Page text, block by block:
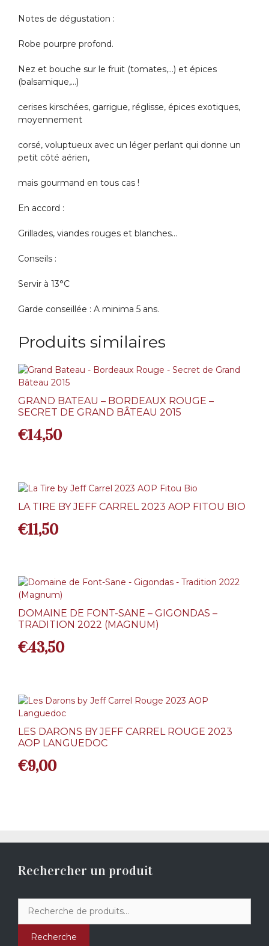
Notes de dégustation :
Robe pourpre profond.
Nez et bouche sur le fruit (tomates,…) et épices
(balsamique,…)
cerises kirschées, garrigue, réglisse, épices exotiques,
moyennement
corsé, voluptueux avec un léger perlant qui donne un
petit côté aérien,
mais gourmand en tous cas !
En accord :
Grillades, viandes rouges et blanches…
Conseils :
Servir à 13°C
Garde conseillée : A minima 5 ans.
Produits similaires
GRAND BATEAU – BORDEAUX ROUGE –
SECRET DE GRAND BÂTEAU 2015
€14,50
LA TIRE BY JEFF CARREL 2023 AOP FITOU BIO
€11,50
DOMAINE DE FONT-SANE – GIGONDAS –
TRADITION 2022 (MAGNUM)
€43,50
LES DARONS BY JEFF CARREL ROUGE 2023
AOP LANGUEDOC
€9,00
Rechercher un produit
pour :
Recherche